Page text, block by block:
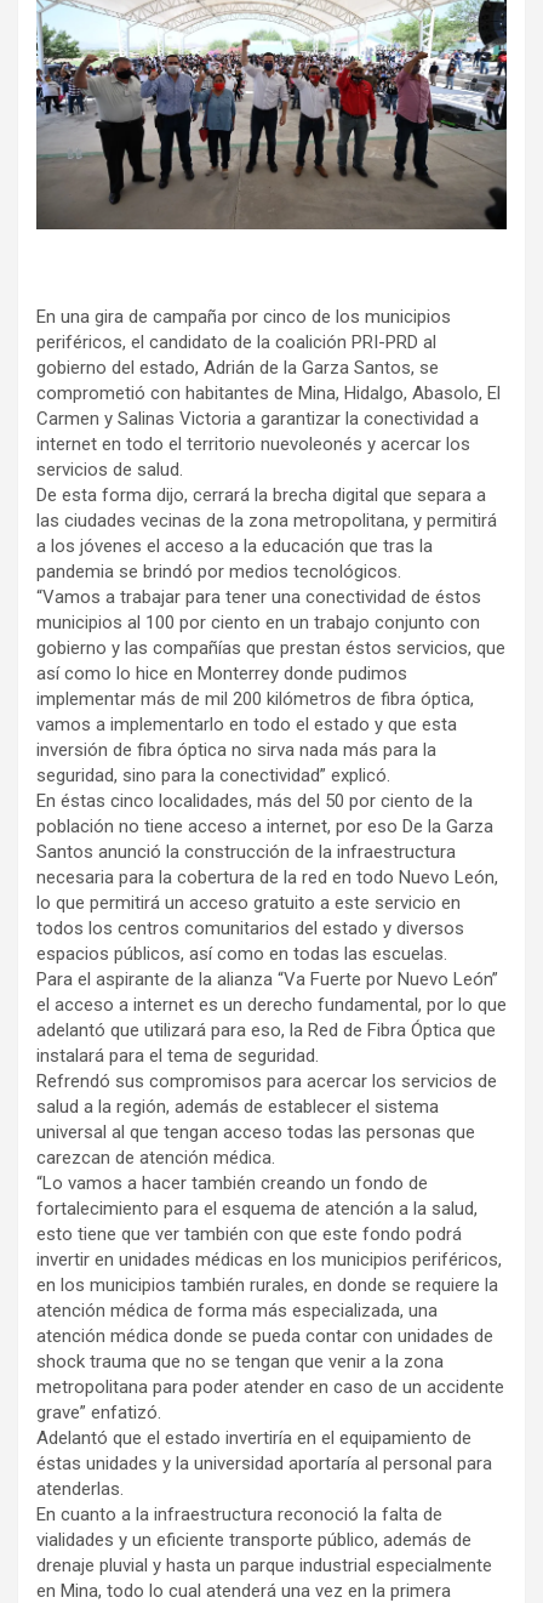
En una gira de campaña por cinco de los municipios
periféricos, el candidato de la coalición PRI-PRD al
gobierno del estado, Adrián de la Garza Santos, se
comprometió con habitantes de Mina, Hidalgo, Abasolo, El
Carmen y Salinas Victoria a garantizar la conectividad a
internet en todo el territorio nuevoleonés y acercar los
servicios de salud.
De esta forma dijo, cerrará la brecha digital que separa a
las ciudades vecinas de la zona metropolitana, y permitirá
a los jóvenes el acceso a la educación que tras la
pandemia se brindó por medios tecnológicos.
“Vamos a trabajar para tener una conectividad de éstos
municipios al 100 por ciento en un trabajo conjunto con
gobierno y las compañías que prestan éstos servicios, que
así como lo hice en Monterrey donde pudimos
implementar más de mil 200 kilómetros de fibra óptica,
vamos a implementarlo en todo el estado y que esta
inversión de fibra óptica no sirva nada más para la
seguridad, sino para la conectividad” explicó.
En éstas cinco localidades, más del 50 por ciento de la
población no tiene acceso a internet, por eso De la Garza
Santos anunció la construcción de la infraestructura
necesaria para la cobertura de la red en todo Nuevo León,
lo que permitirá un acceso gratuito a este servicio en
todos los centros comunitarios del estado y diversos
espacios públicos, así como en todas las escuelas.
Para el aspirante de la alianza “Va Fuerte por Nuevo León”
el acceso a internet es un derecho fundamental, por lo que
adelantó que utilizará para eso, la Red de Fibra Óptica que
instalará para el tema de seguridad.
Refrendó sus compromisos para acercar los servicios de
salud a la región, además de establecer el sistema
universal al que tengan acceso todas las personas que
carezcan de atención médica.
“Lo vamos a hacer también creando un fondo de
fortalecimiento para el esquema de atención a la salud,
esto tiene que ver también con que este fondo podrá
invertir en unidades médicas en los municipios periféricos,
en los municipios también rurales, en donde se requiere la
atención médica de forma más especializada, una
atención médica donde se pueda contar con unidades de
shock trauma que no se tengan que venir a la zona
metropolitana para poder atender en caso de un accidente
grave” enfatizó.
Adelantó que el estado invertiría en el equipamiento de
éstas unidades y la universidad aportaría al personal para
atenderlas.
En cuanto a la infraestructura reconoció la falta de
vialidades y un eficiente transporte público, además de
drenaje pluvial y hasta un parque industrial especialmente
en Mina, todo lo cual atenderá una vez en la primera